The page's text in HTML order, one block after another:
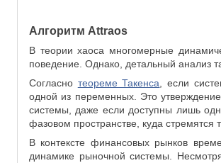
Алгоритм Attraos
В теории хаоса многомерные
поведение. Однако, детальный анализ
Согласно теореме Такенса , если
одной из переменных. Это
системы, даже если доступны лишь
фазовом пространстве, куда
В контексте финансовых рынков
динамике рыночной системы.